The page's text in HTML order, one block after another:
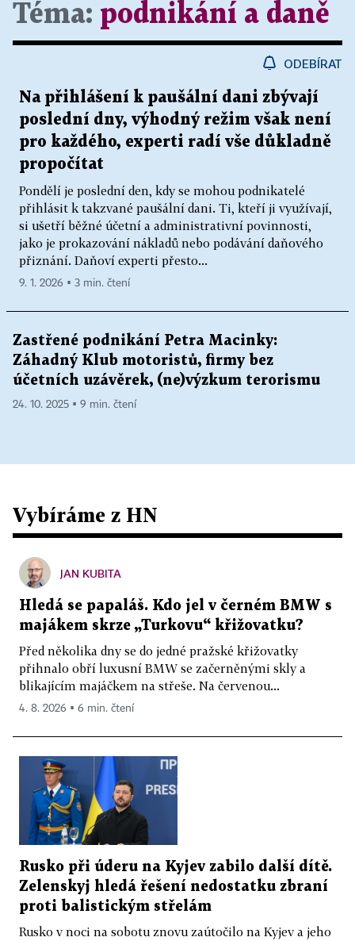
Téma: podnikání a daně
ODEBÍRAT
Na přihlášení k paušální dani zbývají
poslední dny, výhodný režim však není
pro každého, experti radí vše důkladně
propočítat
Pondělí je poslední den, kdy se mohou podnikatelé
přihlásit k takzvané paušální dani. Ti, kteří ji využívají,
si ušetří běžné účetní a administrativní povinnosti,
jako je prokazování nákladů nebo podávání daňového
přiznání. Daňoví experti přesto...
9. 1. 2026 ▪ 3 min. čtení
Zastřené podnikání Petra Macinky:
Záhadný Klub motoristů, firmy bez
účetních uzávěrek, (ne)výzkum terorismu
24. 10. 2025 ▪ 9 min. čtení
Vybíráme z HN
JAN KUBITA
Hledá se papaláš. Kdo jel v černém BMW s
majákem skrze „Turkovu“ křižovatku?
Před několika dny se do jedné pražské křižovatky
přihnalo obří luxusní BMW se začerněnými skly a
blikajícím majáčkem na střeše. Na červenou...
4. 8. 2026 ▪ 6 min. čtení
Rusko při úderu na Kyjev zabilo další dítě.
Zelenskyj hledá řešení nedostatku zbraní
proti balistickým střelám
Rusko v noci na sobotu znovu zaútočilo na Kyjev a jeho